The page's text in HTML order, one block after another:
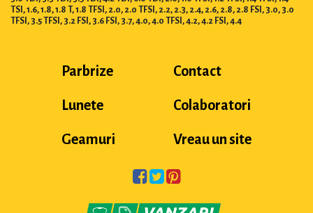
TSI, 1.6, 1.8, 1.8 T, 1.8 TFSI, 2.0, 2.0 TFSI, 2.2, 2.3, 2.4, 2.6, 2.8, 2.8 FSI, 3.0, 3.0
TFSI, 3.5 TFSI, 3.2 FSI, 3.6 FSI, 3.7, 4.0, 4.0 TFSI, 4.2, 4.2 FSI, 4.4
Parbrize
Lunete
Geamuri
Contact
Colaboratori
Vreau un site